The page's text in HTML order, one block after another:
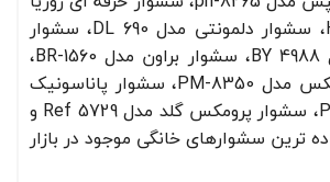
مدل HC8190، سشوار دلمونتی مدل DL 690، سشوار
بابلیس مدل BY 4988، سشوار براون مدل BR-1560،
سشوار پرومکس مدل PM-8350، سشوار پاناسونیک
مدل PA-8591، سشوار پرومکس گلد مدل Ref 5729 و
ترین سشوارهای خانگی موجود در بازار